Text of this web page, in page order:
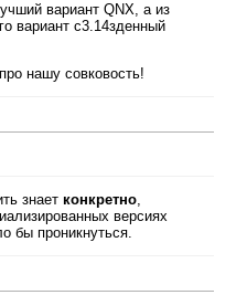
вариант QNX, а из
вариант с3.14зденный
нашу совковость!
знает конкретно
версиях
бы проникнуться.